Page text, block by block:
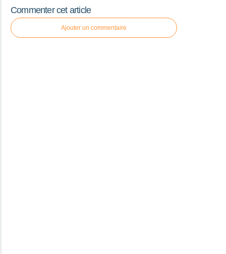
Commenter cet article
Ajouter un commentaire